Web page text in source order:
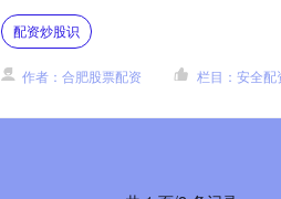
配资炒股识
作者：合肥股票配资 栏目：安全配